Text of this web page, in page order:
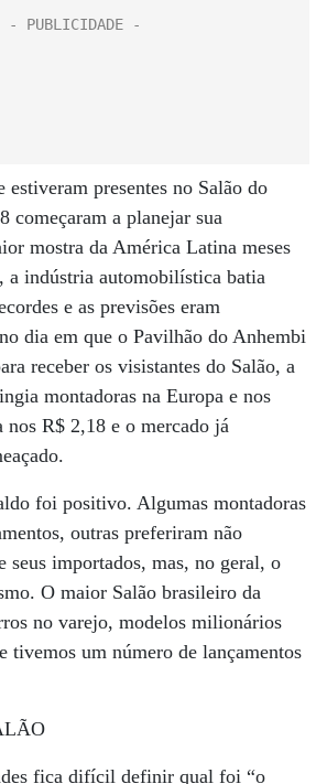
estiveram presentes no Salão do
começaram a planejar sua
mostra da América Latina meses
a indústria automobilística batia
e as previsões eram
dia em que o Pavilhão do Anhembi
receber os visistantes do Salão, a
montadoras na Europa e nos
R$ 2,18 e o mercado já
foi positivo. Algumas montadoras
outras preferiram não
seus importados, mas, no geral, o
O maior Salão brasileiro da
no varejo, modelos milionários
tivemos um número de lançamentos
fica difícil definir qual foi “o